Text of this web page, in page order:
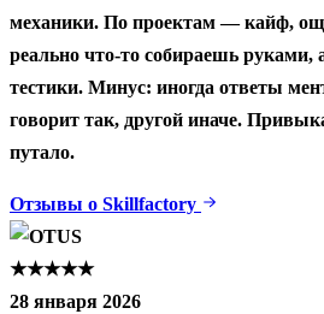
механики. По проектам — кайф,
реально что-то собираешь руками,
тестики. Минус: иногда ответы
говорит так, другой иначе.
путало.
Отзывы о Skillfactory
★★★★★
28 января 2026